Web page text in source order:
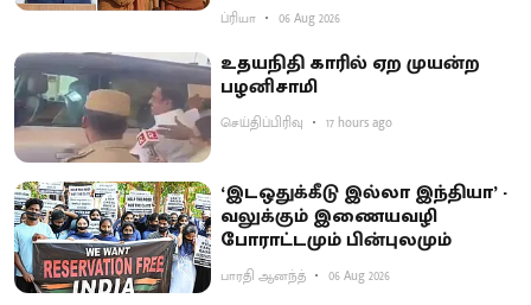
ப்ரியா 06 Aug 2026
உதயநிதி காரில் ஏற முயன்ற
பழனிசாமி
செய்திப்பிரிவு 17 hours ago
‘இடஒதுக்கீடு இல்லா இந்தியா’ -
வலுக்கும் இணையவழி
போராட்டமும் பின்புலமும்
பாரதி ஆனந்த் 06 Aug 2026